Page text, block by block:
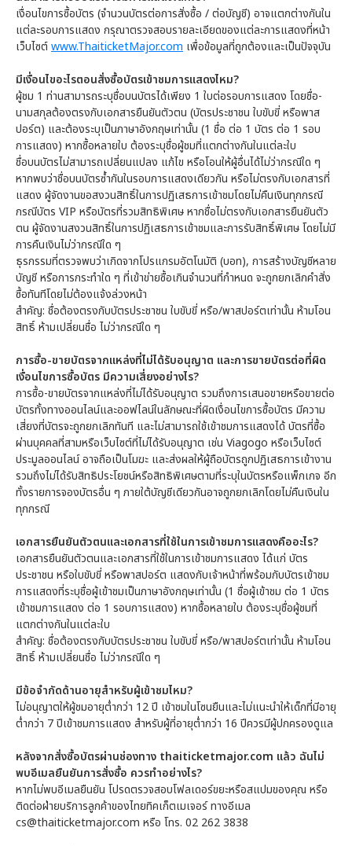
เงื่อนไขการซื้อบัตร (จำนวนบัตรต่อการสั่งซื้อ / ต่อบัญชี) อาจแตกต่างกันใน
แต่ละรอบการแสดง กรุณาตรวจสอบรายละเอียดของแต่ละการแสดงที่หน้า
เว็บไซต์www.ThaiticketMajor.com เพื่อข้อมูลที่ถูกต้องและเป็นปัจจุบัน
มีเงื่อนไขอะไรตอนสั่งซื้อบัตรเข้าชมการแสดงไหม?
ผู้ชม 1 ท่านสามารถระบุชื่อบนบัตรได้เพียง 1 ใบต่อรอบการแสดง โดยชื่อ-
นามสกุลต้องตรงกับเอกสารยืนยันตัวตน (บัตรประชาชน ใบขับขี่ หรือพาส
ปอร์ต) และต้องระบุเป็นภาษาอังกฤษเท่านั้น (1 ชื่อ ต่อ 1 บัตร ต่อ 1 รอบ
การแสดง) หากซื้อหลายใบ ต้องระบุชื่อผู้ชมที่แตกต่างกันในแต่ละใบ
ชื่อบนบัตรไม่สามารถเปลี่ยนแปลง แก้ไข หรือโอนให้ผู้อื่นได้ไม่ว่ากรณีใด ๆ
หากพบว่าชื่อบนบัตรซ้ำกันในรอบการแสดงเดียวกัน หรือไม่ตรงกับเอกสารที่
แสดง ผู้จัดงานขอสงวนสิทธิ์ในการปฏิเสธการเข้าชมโดยไม่คืนเงินทุกกรณี
กรณีบัตร VIP หรือบัตรที่รวมสิทธิพิเศษ หากชื่อไม่ตรงกับเอกสารยืนยันตัว
ตน ผู้จัดงานสงวนสิทธิ์ในการปฏิเสธการเข้าชมและการรับสิทธิ์พิเศษ โดยไม่มี
การคืนเงินไม่ว่ากรณีใด ๆ
ธุรกรรมที่ตรวจพบว่าเกิดจากโปรแกรมอัตโนมัติ (บอท), การสร้างบัญชีหลาย
บัญชี หรือการกระทำใด ๆ ที่เข้าข่ายซื้อเกินจำนวนที่กำหนด จะถูกยกเลิกคำสั่ง
ซื้อทันทีโดยไม่ต้องแจ้งล่วงหน้า
สำคัญ: ชื่อต้องตรงกับบัตรประชาชน ใบขับขี่ หรือ/พาสปอร์ตเท่านั้น ห้ามโอน
สิทธิ์ ห้ามเปลี่ยนชื่อ ไม่ว่ากรณีใด ๆ
การซื้อ-ขายบัตรจากแหล่งที่ไม่ได้รับอนุญาต และการขายบัตรต่อที่ผิด
เงื่อนไขการซื้อบัตร มีความเสี่ยงอย่างไร?
การซื้อ-ขายบัตรจากแหล่งที่ไม่ได้รับอนุญาต รวมถึงการเสนอขายหรือขายต่อ
บัตรทั้งทางออนไลน์และออฟไลน์ในลักษณะที่ผิดเงื่อนไขการซื้อบัตร มีความ
เสี่ยงที่บัตรจะถูกยกเลิกทันที และไม่สามารถใช้เข้าชมการแสดงได้ บัตรที่ซื้อ
ผ่านบุคคลที่สามหรือเว็บไซต์ที่ไม่ได้รับอนุญาต เช่น Viagogo หรือเว็บไซต์
ประมูลออนไลน์ อาจถือเป็นโมฆะ และส่งผลให้ผู้ถือบัตรถูกปฏิเสธการเข้างาน
รวมถึงไม่ได้รับสิทธิประโยชน์หรือสิทธิพิเศษตามที่ระบุในบัตรหรือแพ็กเกจ อีก
ทั้งรายการจองบัตรอื่น ๆ ภายใต้บัญชีเดียวกันอาจถูกยกเลิกโดยไม่คืนเงินใน
ทุกกรณี
เอกสารยืนยันตัวตนและเอกสารที่ใช้ในการเข้าชมการแสดงคืออะไร?
เอกสารยืนยันตัวตนและเอกสารที่ใช้ในการเข้าชมการแสดง ได้แก่ บัตร
ประชาชน หรือใบขับขี่ หรือพาสปอร์ต แสดงกับเจ้าหน้าที่พร้อมกับบัตรเข้าชม
การแสดงที่ระบุชื่อผู้เข้าชมเป็นภาษาอังกฤษเท่านั้น (1 ชื่อผู้เข้าชม ต่อ 1 บัตร
เข้าชมการแสดง ต่อ 1 รอบการแสดง) หากซื้อหลายใบ ต้องระบุชื่อผู้ชมที่
แตกต่างกันในแต่ละใบ
สำคัญ: ชื่อต้องตรงกับบัตรประชาชน ใบขับขี่ หรือ/พาสปอร์ตเท่านั้น ห้ามโอน
สิทธิ์ ห้ามเปลี่ยนชื่อ ไม่ว่ากรณีใด ๆ
มีข้อจำกัดด้านอายุสำหรับผู้เข้าชมไหม?
ไม่อนุญาตให้ผู้ชมอายุต่ำกว่า 12 ปี เข้าชมในโซนยืนและไม่แนะนำให้เด็กที่มีอายุ
ต่ำกว่า 7 ปีเข้าชมการแสดง สำหรับผู้ที่อายุต่ำกว่า 16 ปีควรมีผู้ปกครองดูแล
หลังจากสั่งซื้อบัตรผ่านช่องทาง thaiticketmajor.com แล้ว ฉันไม่
พบอีเมลยืนยันการสั่งซื้อ ควรทำอย่างไร?
หากไม่พบอีเมลยืนยัน โปรดตรวจสอบโฟลเดอร์ขยะหรือสแปมของคุณ หรือ
ติดต่อฝ่ายบริการลูกค้าของไทยทิคเก็ตเมเจอร์ ทางอีเมล
cs@thaiticketmajor.com หรือ โทร. 02 262 3838